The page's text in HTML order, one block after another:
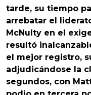
tarde, su tiempo
arrebatar el
McNulty en el
resultó
el mejor registro,
adjudicándose la
segundos, con